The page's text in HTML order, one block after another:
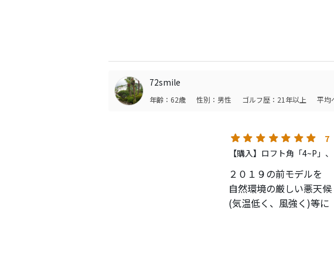
この衝撃はzx5mk2以来
これがアマチュアベスト
買ってから調整する楽し
72smile
年齢：62歳 性別：男性 ゴルフ歴：21年以上 平均
7
【購入】ロフト角「4~P」
２０１９の前モデルを
自然環境の厳しい悪天候
(気温低く、風強く)等に